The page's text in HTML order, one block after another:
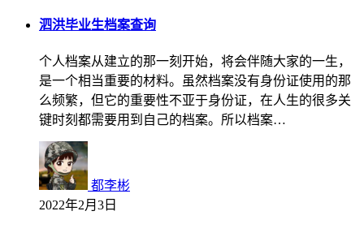
泗洪毕业生档案查询
个人档案从建立的那一刻开始，将会伴随大家的一生，
是一个相当重要的材料。虽然档案没有身份证使用的那
么频繁，但它的重要性不亚于身份证，在人生的很多关
键时刻都需要用到自己的档案。所以档案…
都李彬
2022年2月3日